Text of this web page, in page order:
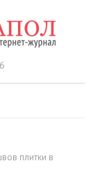
плитки в